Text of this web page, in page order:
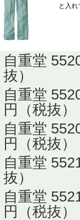
と入
自重堂
抜）
自重堂
円（税抜）
自重堂
円（税抜）
自重堂
抜）
自重堂
円（税抜）